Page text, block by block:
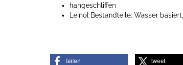
hangeschliffen
Leinöl Bestandteile: Wasser
teilen tweet